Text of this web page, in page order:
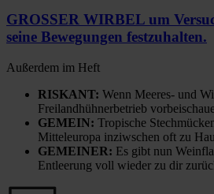
GROSSER WIRBEL um
seine Bewegungen festzuhalten.
Außerdem im Heft
RISKANT: Wenn Meeres- und
Freilandhühnerbetrieb
GEMEIN: Tropische
Mitteleuropa inziwschen oft zu
GEMEINER: Es gibt nun
Entleerung voll wieder zu dir